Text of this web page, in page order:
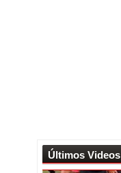
Últimos Videos